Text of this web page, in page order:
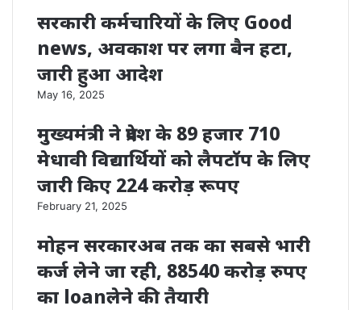
सरकारी कर्मचारियों के लिए Good
news, अवकाश पर लगा बैन हटा,
जारी हुआ आदेश
May 16, 2025
मुख्यमंत्री ने प्रदेश के 89 हजार 710
मेधावी विद्यार्थियों को लैपटॉप के लिए
जारी किए 224 करोड़ रूपए
February 21, 2025
मोहन सरकारअब तक का सबसे भारी
कर्ज लेने जा रही, 88540 करोड़ रुपए
का loanलेने की तैयारी